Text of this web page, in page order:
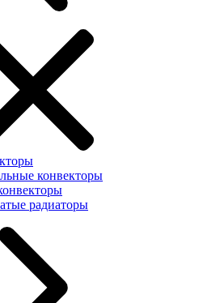
конвекторы
радиаторы